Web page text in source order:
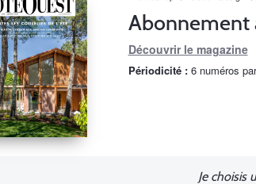
Abonnement
Découvrir le magazine
Périodicité : 6 numéros
Je choisis